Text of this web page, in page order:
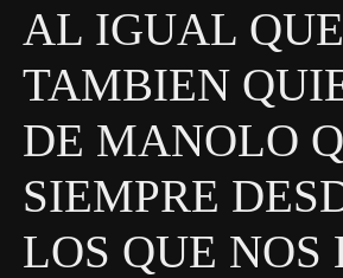
AL IGUAL
TAMBIEN
DE MANOLO
SIEMPRE
LOS QUE